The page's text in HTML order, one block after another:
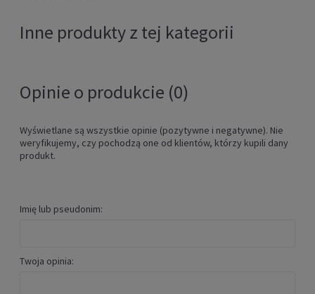
Inne produkty z tej kategorii
Opinie o produkcie (0)
Wyświetlane są wszystkie opinie (pozytywne i negatywne). Nie
weryfikujemy, czy pochodzą one od klientów, którzy kupili dany
produkt.
Imię lub pseudonim:
Twoja opinia: